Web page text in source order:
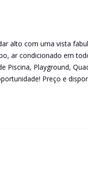
alto com uma vista
ar condicionado em
Playground,
Preço e